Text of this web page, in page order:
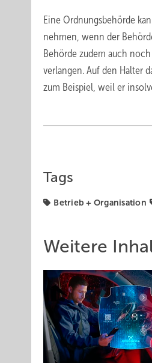
Eine Ordnungsbehörde
nehmen, wenn der
Behörde zudem auch
verlangen. Auf den Halter
zum Beispiel, weil er
Tags
Betrieb + Organisation
Weitere